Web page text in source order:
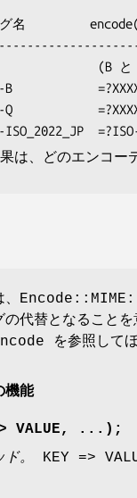
は、どのエンコー
、
の代替となること
を参照してほ
機能
VALUE, ...);
。
KEY =>